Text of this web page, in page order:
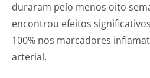
duraram pelo menos oito
encontrou efeitos
100% nos marcadores
arterial.